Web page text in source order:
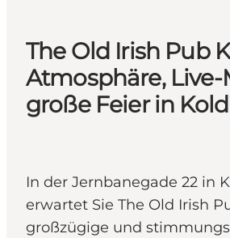
The Old Irish Pub
Atmosphäre, Live-
große Feier in
In der Jernbanegade 22 in
erwartet Sie The Old Irish
großzügige und